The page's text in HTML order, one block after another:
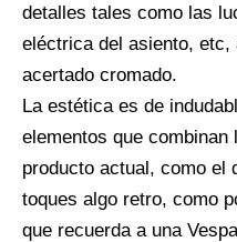
detalles tales como las
eléctrica del asiento, etc,
acertado cromado.
La estética es de
elementos que combinan
producto actual, como el
toques algo retro, como
que recuerda a una